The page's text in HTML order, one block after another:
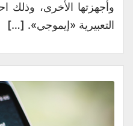
وأجهزتها الأخرى، وذلك
التعبيرية «إيموجي». […]